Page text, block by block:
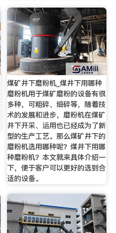
煤矿井下磨粉机_煤井下用哪种
磨粉机用于煤矿磨粉的设备有很
多种，可粗碎、细碎等，随着技
术的发展和进步，磨粉机在煤矿
井下开采、运用也已经成为了新
型的生产工艺。那么煤矿井下的
磨粉机选用哪种呢？煤井下用哪
种磨粉机？本文就来具体介绍一
下，便于客户可以更好的选到合
适的设备。